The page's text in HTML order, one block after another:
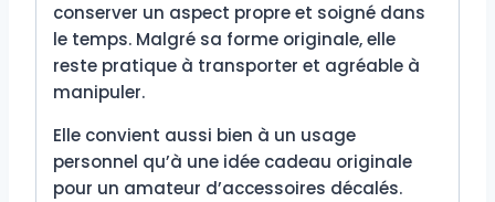
conserver un aspect propre et soigné dans
le temps. Malgré sa forme originale, elle
reste pratique à transporter et agréable à
manipuler.
Elle convient aussi bien à un usage
personnel qu’à une idée cadeau originale
pour un amateur d’accessoires décalés.